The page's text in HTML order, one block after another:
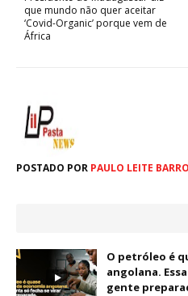
que mundo não quer aceitar
‘Covid-Organic’ porque vem de
África
POSTADO POR PAULO LEITE
O petróleo é
angolana.
gente